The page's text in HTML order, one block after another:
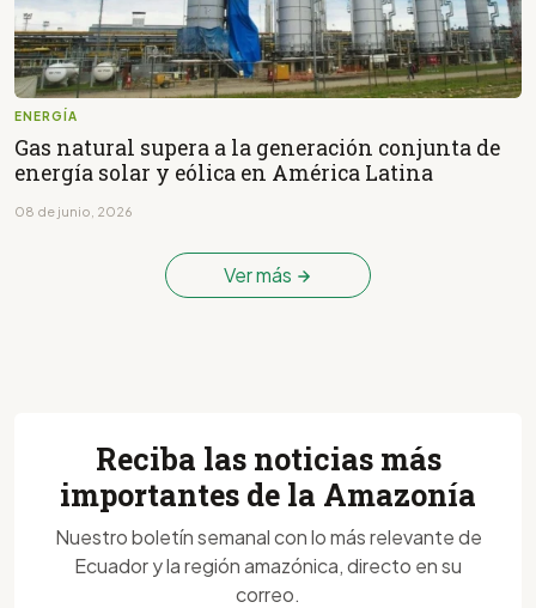
ENERGÍA
Gas natural supera a la generación conjunta de
energía solar y eólica en América Latina
08 de junio, 2026
Ver más
Reciba las noticias más
importantes de la Amazonía
Nuestro boletín semanal con lo más relevante de
Ecuador y la región amazónica, directo en su
correo.